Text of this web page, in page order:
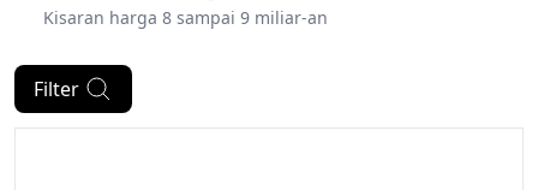
Kisaran harga 8 sampai 9 miliar-an
Filter